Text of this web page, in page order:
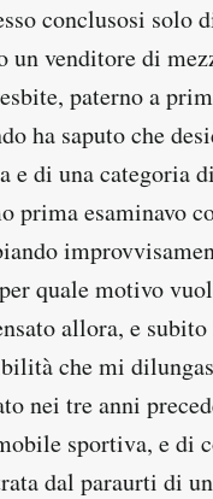
conclusosi solo
un venditore di
paterno a
ha saputo che
e di una categoria
prima esaminavo
quale motivo
allora, e
che mi
nei tre anni
sportiva, e di
dal paraurti di